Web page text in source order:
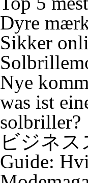
Dyre
Sikker
Nye
was ist
solbriller?
ビジネ
Guide: